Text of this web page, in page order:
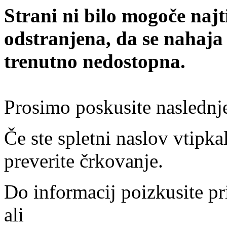
Strani ni bilo mogoče
odstranjena, da se
trenutno nedostopna.
Prosimo poskusite
Če ste spletni naslov
preverite črkovanje.
Do informacij poizkusite
ali